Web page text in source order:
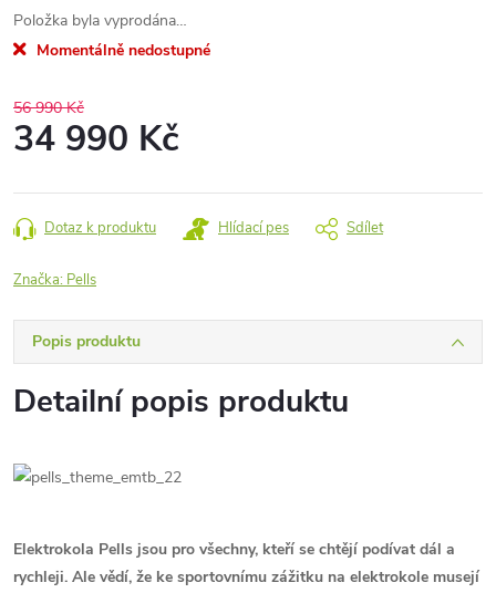
Položka byla vyprodána…
Momentálně nedostupné
56 990 Kč
34 990 Kč
cena:
Dotaz k produktu Hlídací pes Sdílet
Značka: Pells
Popis produktu
Detailní popis produktu
Elektrokola Pells jsou pro všechny, kteří se chtějí podívat dál a
rychleji. Ale vědí, že ke sportovnímu zážitku na elektrokole musejí